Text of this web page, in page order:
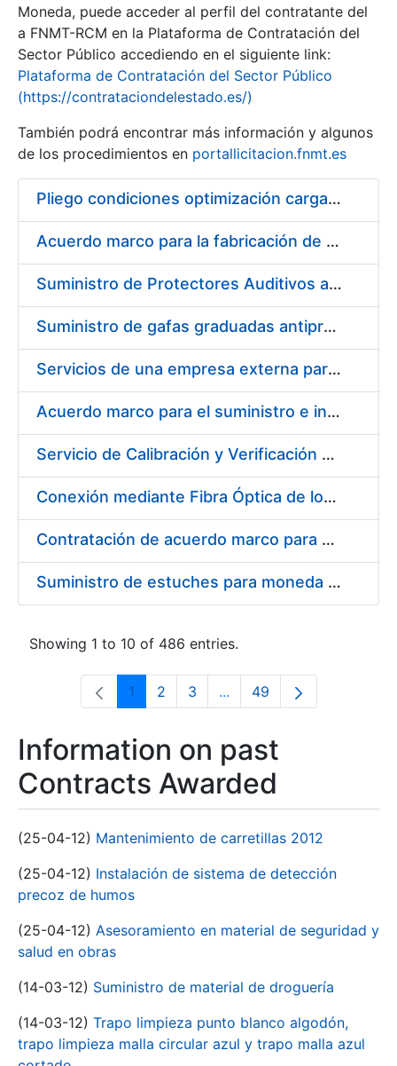
Show/Hide
Moneda, puede acceder al perfil del contratante del
a FNMT-RCM en la Plataforma de Contratación del
Sector Público accediendo en el siguiente link:
Plataforma de Contratación del Sector Público
(https://contrataciondelestado.es/)
También podrá encontrar más información y algunos
de los procedimientos en portallicitacion.fnmt.es
Pliego condiciones optimización cargas compras firmado
Acuerdo marco para la fabricación de piezas
Suministro de Protectores Auditivos a medida para las personas trabajadoras de los Centros de Trabajo de Madrid y Burgos
Suministro de gafas graduadas antiproyecciones para los trabajadores de la FNMT-RCM en los centros de trabajo de Madrid y Burgos
Servicios de una empresa externa para el asesoramiento y resolución de los recursos de alzada que se presentan relacionados con procesos de selección para la FNMT-RCM
Acuerdo marco para el suministro e instalación de persianas, estores y otros complementos
Servicio de Calibración y Verificación Externa de los Equipos de Medición del Servicio de Prevención de la FNMT-RCM
Conexión mediante Fibra Óptica de los Centros de Proceso de Datos (CPDs) de las sedes de la FNMT-RCM de Burgos y Madrid
Contratación de acuerdo marco para el Suministro de Material de Electricidad para la Fábrica Nacional de Moneda y Timbre-Real Casa de la Moneda en su centro de trabajo de Burgos
Suministro de estuches para moneda de 30 €
Showing 1 to 10 of 486 entries.
Page
1 Page
2 Page
3 ...Intermediate Pages Use
Page
49
Information on past
Contracts Awarded
(25-04-12) Mantenimiento de carretillas 2012
(25-04-12) Instalación de sistema de detección
precoz de humos
(25-04-12) Asesoramiento en material de seguridad y
salud en obras
(14-03-12) Suministro de material de droguería
(14-03-12) Trapo limpieza punto blanco algodón,
trapo limpieza malla circular azul y trapo malla azul